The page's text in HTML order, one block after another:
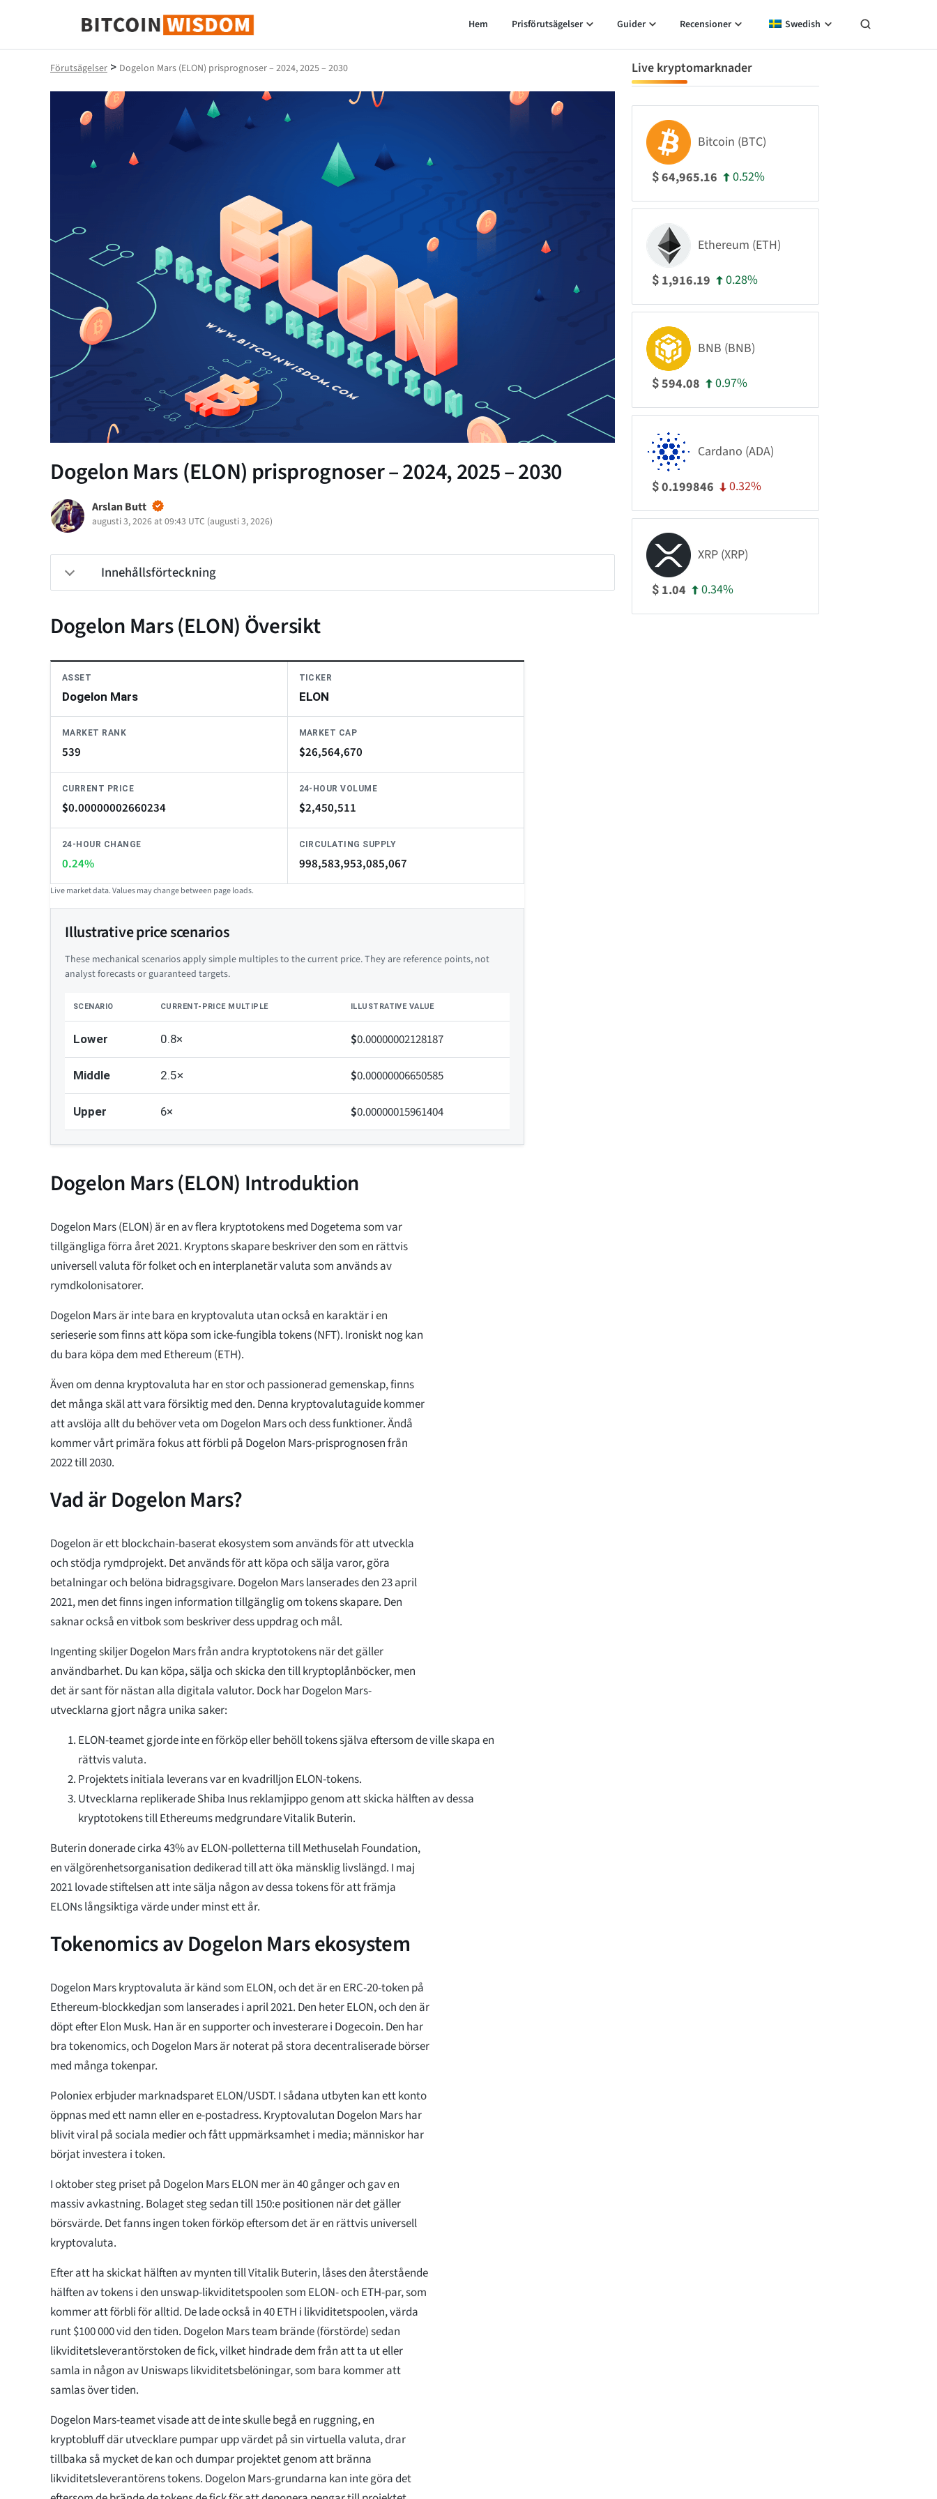
Bitcoin Wisdom
Hem Prisförutsägelser Guider Recensioner Swedish
Förutsägelser > Dogelon Mars (ELON) prisprognoser – 2024, 2025 – 2030
Dogelon Mars (ELON) prisprognoser – 2024, 2025 – 2030
Arslan Butt
augusti 3, 2026 at 09:43 UTC (augusti 3, 2026)
Innehållsförteckning
Dogelon Mars (ELON) Översikt
ASSET
Dogelon Mars
TICKER
ELON
MARKET RANK
539
MARKET CAP
$26,564,670
CURRENT PRICE
$0.00000002660234
24-HOUR VOLUME
$2,450,511
24-HOUR CHANGE
0.24%
CIRCULATING SUPPLY
998,583,953,085,067
Live market data. Values may change between page loads.
Illustrative price scenarios
These mechanical scenarios apply simple multiples to the current price. They are reference points, not
analyst forecasts or guaranteed targets.
SCENARIO CURRENT-PRICE MULTIPLE ILLUSTRATIVE VALUE
Lower 0.8× $0.00000002128187
Middle 2.5× $0.00000006650585
Upper 6× $0.00000015961404
Dogelon Mars (ELON) Introduktion
Dogelon Mars (ELON) är en av flera kryptotokens med Dogetema som var
tillgängliga förra året 2021. Kryptons skapare beskriver den som en rättvis
universell valuta för folket och en interplanetär valuta som används av
rymdkolonisatorer.
Dogelon Mars är inte bara en kryptovaluta utan också en karaktär i en
serieserie som finns att köpa som icke-fungibla tokens (NFT). Ironiskt nog kan
du bara köpa dem med Ethereum (ETH).
Även om denna kryptovaluta har en stor och passionerad gemenskap, finns
det många skäl att vara försiktig med den. Denna kryptovalutaguide kommer
att avslöja allt du behöver veta om Dogelon Mars och dess funktioner. Ändå
kommer vårt primära fokus att förbli på Dogelon Mars-prisprognosen från
2022 till 2030.
Vad är Dogelon Mars?
Dogelon är ett blockchain-baserat ekosystem som används för att utveckla
och stödja rymdprojekt. Det används för att köpa och sälja varor, göra
betalningar och belöna bidragsgivare. Dogelon Mars lanserades den 23 april
2021, men det finns ingen information tillgänglig om tokens skapare. Den
saknar också en vitbok som beskriver dess uppdrag och mål.
Ingenting skiljer Dogelon Mars från andra kryptotokens när det gäller
användbarhet. Du kan köpa, sälja och skicka den till kryptoplånböcker, men
det är sant för nästan alla digitala valutor. Dock har Dogelon Mars-
utvecklarna gjort några unika saker:
ELON-teamet gjorde inte en förköp eller behöll tokens själva eftersom de ville skapa en
rättvis valuta.
Projektets initiala leverans var en kvadrilljon ELON-tokens.
Utvecklarna replikerade Shiba Inus reklamjippo genom att skicka hälften av dessa
kryptotokens till Ethereums medgrundare Vitalik Buterin.
Buterin donerade cirka 43% av ELON-polletterna till Methuselah Foundation,
en välgörenhetsorganisation dedikerad till att öka mänsklig livslängd. I maj
2021 lovade stiftelsen att inte sälja någon av dessa tokens för att främja
ELONs långsiktiga värde under minst ett år.
Tokenomics av Dogelon Mars ekosystem
Dogelon Mars kryptovaluta är känd som ELON, och det är en ERC-20-token på
Ethereum-blockkedjan som lanserades i april 2021. Den heter ELON, och den är
döpt efter Elon Musk. Han är en supporter och investerare i Dogecoin. Den har
bra tokenomics, och Dogelon Mars är noterat på stora decentraliserade börser
med många tokenpar.
Poloniex erbjuder marknadsparet ELON/USDT. I sådana utbyten kan ett konto
öppnas med ett namn eller en e-postadress. Kryptovalutan Dogelon Mars har
blivit viral på sociala medier och fått uppmärksamhet i media; människor har
börjat investera i token.
I oktober steg priset på Dogelon Mars ELON mer än 40 gånger och gav en
massiv avkastning. Bolaget steg sedan till 150:e positionen när det gäller
börsvärde. Det fanns ingen token förköp eftersom det är en rättvis universell
kryptovaluta.
Efter att ha skickat hälften av mynten till Vitalik Buterin, låses den återstående
hälften av tokens i den unswap-likviditetspoolen som ELON- och ETH-par, som
kommer att förbli för alltid. De lade också in 40 ETH i likviditetspoolen, värda
runt $100 000 vid den tiden. Dogelon Mars team brände (förstörde) sedan
likviditetsleverantörstoken de fick, vilket hindrade dem från att ta ut eller
samla in någon av Uniswaps likviditetsbelöningar, som bara kommer att
samlas över tiden.
Dogelon Mars-teamet visade att de inte skulle begå en ruggning, en
kryptobluff där utvecklare pumpar upp värdet på sin virtuella valuta, drar
tillbaka så mycket de kan och dumpar projektet genom att bränna
likviditetsleverantörens tokens. Dogelon Mars-grundarna kan inte göra det
Live kryptomarknader
Bitcoin (BTC)
$64,965.16 0.52%
Ethereum (ETH)
$ 1,916.19 0.28%
BNB (BNB)
$594.08 0.97%
Cardano (ADA)
$0.199846 0.32%
XRP (XRP)
$ 1.04 0.34%